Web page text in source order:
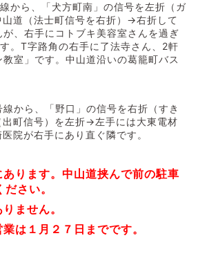
から、「犬方町南」の信号を左折（ガ
道（法士町信号を右折）→右折して
、右手にコトブキ美容室さんを過ぎ
。T字路角の右手に了法寺さん、2軒
室」です。中山道沿いの葛籠町バス
線から、「野口」の信号を右折（すき
町信号）を左折→左手には大東電材
院が右手にあり直ぐ隣です。
ります。中山道挟んで前の駐車
さい。
ません。
は１月２７日までです。